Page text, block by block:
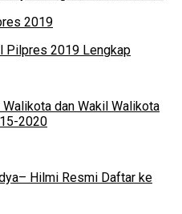
Pilpres 2019 Lengkap
Walikota dan Wakil Walikota
2020
Hilmi Resmi Daftar ke